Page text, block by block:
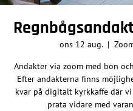
ons 12 aug.
  |
Andakter via zoom med bön
Efter andakterna finns
kvar på digitalt kyrkkaffe där
prata vidare med